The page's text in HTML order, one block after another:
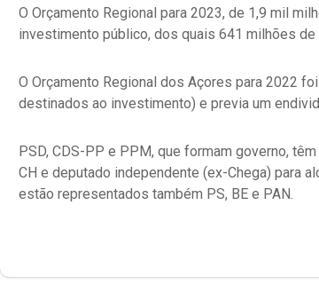
O Orçamento Regional para 2023, de 1,9 mil
investimento público, dos quais 641 milhões
O Orçamento Regional dos Açores para 2022
destinados ao investimento) e previa um
PSD, CDS-PP e PPM, que formam governo,
CH e deputado independente (ex-Chega) para
estão representados também PS, BE e PAN.